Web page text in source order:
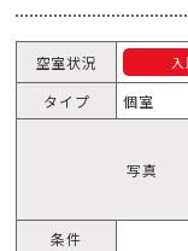
空室状況
タイプ
個室
写真
条件